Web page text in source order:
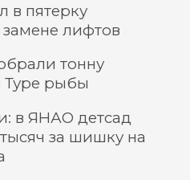
в пятерку
лифтов
тонну
Туре рыбы
в ЯНАО детсад
тысяч за шишку на